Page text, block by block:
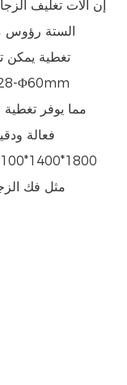
إن آلات تغليف
الستة رؤوس
مثل فك